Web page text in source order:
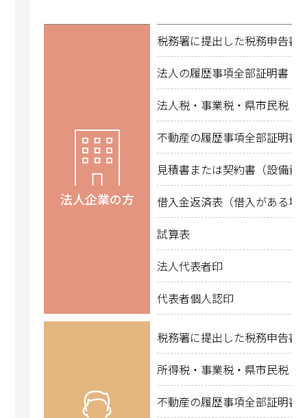
法人企業の方
税務署に提出した税務申告書
法人の履歴事項全部証明書（
法人税・事業税・県市民税・
不動産の履歴事項全部証明書
見積書または契約書（設備資
借入金返済表（借入がある場
試算表
法人代表者印
代表者個人認印
税務署に提出した税務申告書
所得税・事業税・県市民税・
不動産の履歴事項全部証明書